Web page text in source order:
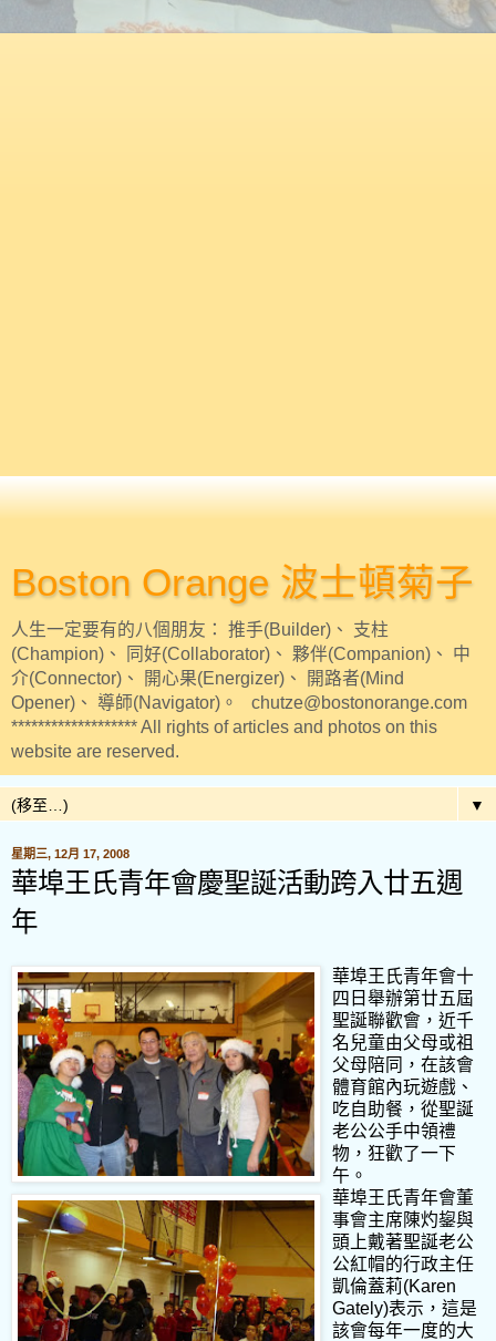
Boston Orange 波士頓菊子
人生一定要有的八個朋友： 推手(Builder)、 支柱
(Champion)、 同好(Collaborator)、 夥伴(Companion)、 中
介(Connector)、 開心果(Energizer)、 開路者(Mind
Opener)、 導師(Navigator)。 chutze@bostonorange.com
******************* All rights of articles and photos on this
website are reserved.
▼
星期三, 12月 17, 2008
華埠王氏青年會慶聖誕活動跨入廿五週
年
華埠王氏青年會十
四日舉辦第廿五屆
聖誕聯歡會，近千
名兒童由父母或祖
父母陪同，在該會
體育館內玩遊戲、
吃自助餐，從聖誕
老公公手中領禮
物，狂歡了一下
午。
華埠王氏青年會董
事會主席陳灼鋆與
頭上戴著聖誕老公
公紅帽的行政主任
凱倫蓋莉(Karen
Gately)表示，這是
該會每年一度的大